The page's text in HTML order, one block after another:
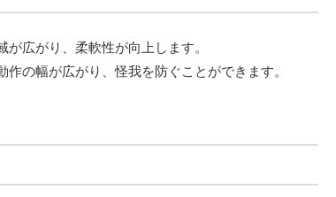
広がり、柔軟性が向上します。
の幅が広がり、怪我を防ぐことができます。